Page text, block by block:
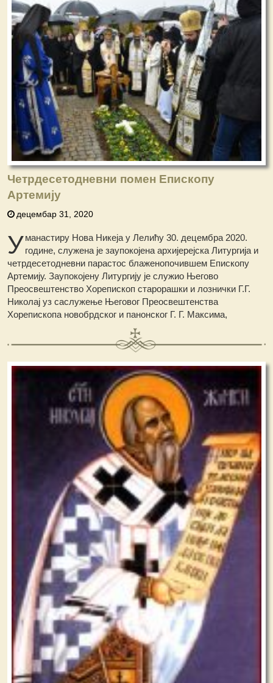
Четрдесетодневни помен Епископу
Артемију
децембар 31, 2020
Уманастиру Нова Никеја у Лелићу 30. децембра 2020.
године, служена је заупокојена архијерејска Литургија и
четрдесетодневни парастос блаженопочившем Епископу
Артемију. Заупокојену Литургију је служио Његово
Преосвештенство Хорепископ старорашки и лознички Г.Г.
Николај уз саслужење Његовог Преосвештенства
Хорепископа новобрдског и панонског Г. Г. Максима,